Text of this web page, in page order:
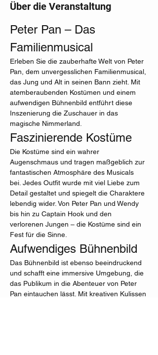
Über die Veranstaltung
Peter Pan – Das
Familienmusical
Erleben Sie die zauberhafte Welt von Peter
Pan, dem unvergesslichen Familienmusical,
das Jung und Alt in seinen Bann zieht. Mit
atemberaubenden Kostümen und einem
aufwendigen Bühnenbild entführt diese
Inszenierung die Zuschauer in das
magische Nimmerland.
Faszinierende Kostüme
Die Kostüme sind ein wahrer
Augenschmaus und tragen maßgeblich zur
fantastischen Atmosphäre des Musicals
bei. Jedes Outfit wurde mit viel Liebe zum
Detail gestaltet und spiegelt die Charaktere
lebendig wider. Von Peter Pan und Wendy
bis hin zu Captain Hook und den
verlorenen Jungen – die Kostüme sind ein
Fest für die Sinne.
Aufwendiges Bühnenbild
Das Bühnenbild ist ebenso beeindruckend
und schafft eine immersive Umgebung, die
das Publikum in die Abenteuer von Peter
Pan eintauchen lässt. Mit kreativen Kulissen